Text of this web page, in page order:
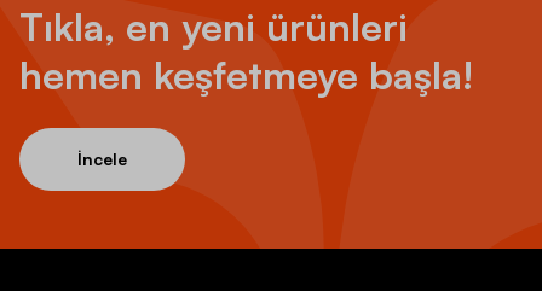
Tıkla, en yeni ürünleri
hemen keşfetmeye başla!
İncele